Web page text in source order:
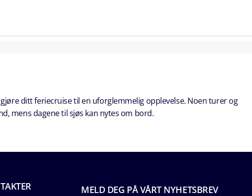
ditt feriecruise til en uforglemmelig opplevelse. Noen turer og
mens dagene til sjøs kan nytes om bord.
MELD DEG PÅ VÅRT NYHETSBREV